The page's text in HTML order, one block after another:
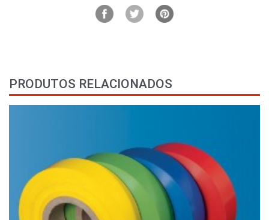
PRODUTOS RELACIONADOS